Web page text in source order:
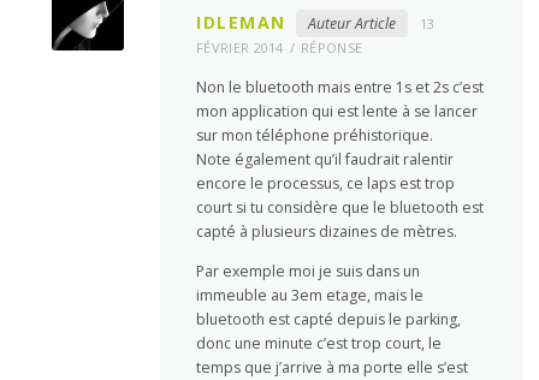
IDLEMAN Auteur Article
13
FÉVRIER 2014
RÉPONSE
Non le bluetooth mais entre 1s et 2s c’est
mon application qui est lente à se lancer
sur mon téléphone préhistorique.
Note également qu’il faudrait ralentir
encore le processus, ce laps est trop
court si tu considère que le bluetooth est
capté à plusieurs dizaines de mètres.
Par exemple moi je suis dans un
immeuble au 3em etage, mais le
bluetooth est capté depuis le parking,
donc une minute c’est trop court, le
temps que j’arrive à ma porte elle s’est